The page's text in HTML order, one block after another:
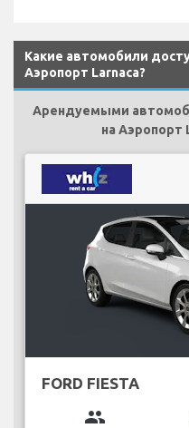
Какие автомобили
Аэропорт Larnaca?
Арендуемыми
на Аэропорт
FORD FIESTA
group